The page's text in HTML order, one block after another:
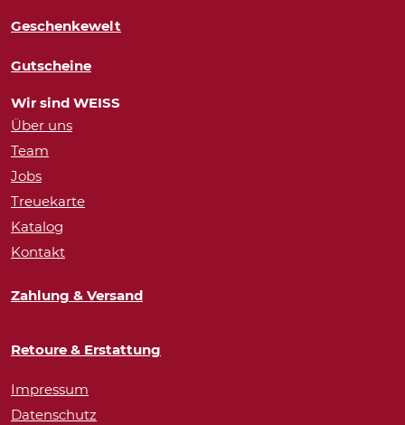
Geschenkewelt
Gutscheine
Wir sind WEISS
Über uns
Team
Jobs
Treuekarte
Katalog
Kontakt
Zahlung & Versand
Retoure & Erstattung
Impressum
Datenschutz